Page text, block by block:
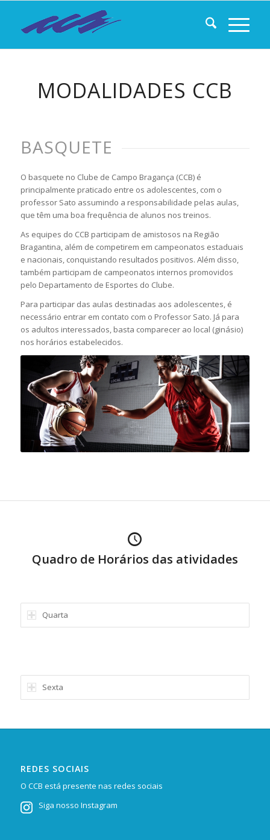
MODALIDADES CCB
BASQUETE
O basquete no Clube de Campo Bragança (CCB) é
principalmente praticado entre os adolescentes, com o
professor Sato assumindo a responsabilidade pelas aulas,
que têm uma boa frequência de alunos nos treinos.
As equipes do CCB participam de amistosos na Região
Bragantina, além de competirem em campeonatos estaduais
e nacionais, conquistando resultados positivos. Além disso,
também participam de campeonatos internos promovidos
pelo Departamento de Esportes do Clube.
Para participar das aulas destinadas aos adolescentes, é
necessário entrar em contato com o Professor Sato. Já para
os adultos interessados, basta comparecer ao local (ginásio)
nos horários estabelecidos.
Quadro de Horários das atividades
Quarta
Sexta
REDES SOCIAIS
O CCB está presente nas redes sociais
Siga nosso Instagram